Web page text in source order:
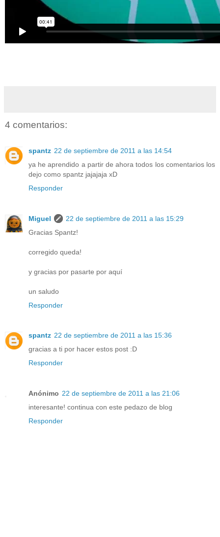
4 comentarios:
spantz 22 de septiembre de 2011 a las 14:54
ya he aprendido a partir de ahora todos los comentarios los
dejo como spantz jajajaja xD
Responder
Miguel
22 de septiembre de 2011 a las 15:29
Gracias Spantz!
corregido queda!
y gracias por pasarte por aquí
un saludo
Responder
spantz 22 de septiembre de 2011 a las 15:36
gracias a ti por hacer estos post :D
Responder
Anónimo 22 de septiembre de 2011 a las 21:06
interesante! continua con este pedazo de blog
Responder